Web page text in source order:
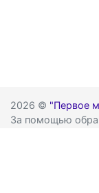
2026 © "Первое
За помощью